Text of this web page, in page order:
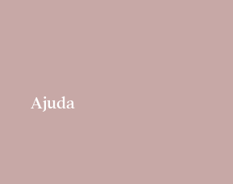
Ajuda